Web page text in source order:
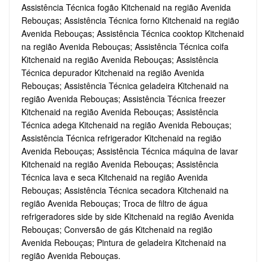
Assistência Técnica fogão Kitchenaid na região Avenida
Rebouças; Assistência Técnica forno Kitchenaid na região
Avenida Rebouças; Assistência Técnica cooktop Kitchenaid
na região Avenida Rebouças; Assistência Técnica coifa
Kitchenaid na região Avenida Rebouças; Assistência
Técnica depurador Kitchenaid na região Avenida
Rebouças; Assistência Técnica geladeira Kitchenaid na
região Avenida Rebouças; Assistência Técnica freezer
Kitchenaid na região Avenida Rebouças; Assistência
Técnica adega Kitchenaid na região Avenida Rebouças;
Assistência Técnica refrigerador Kitchenaid na região
Avenida Rebouças; Assistência Técnica máquina de lavar
Kitchenaid na região Avenida Rebouças; Assistência
Técnica lava e seca Kitchenaid na região Avenida
Rebouças; Assistência Técnica secadora Kitchenaid na
região Avenida Rebouças; Troca de filtro de água
refrigeradores side by side Kitchenaid na região Avenida
Rebouças; Conversão de gás Kitchenaid na região
Avenida Rebouças; Pintura de geladeira Kitchenaid na
região Avenida Rebouças.